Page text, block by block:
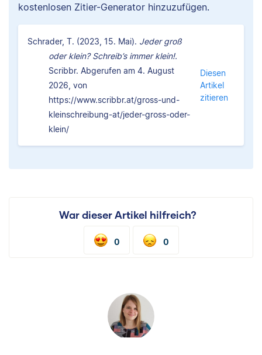
kostenlosen Zitier-Generator hinzuzufügen.
Schrader, T. (2023, 15. Mai). Jeder groß
oder klein? Schreib’s immer klein!.
Scribbr. Abgerufen am 4. August
2026, von
https://www.scribbr.at/gross-und-
kleinschreibung-at/jeder-gross-oder-
klein/
Diesen
Artikel
zitieren
War dieser Artikel hilfreich?
0 0